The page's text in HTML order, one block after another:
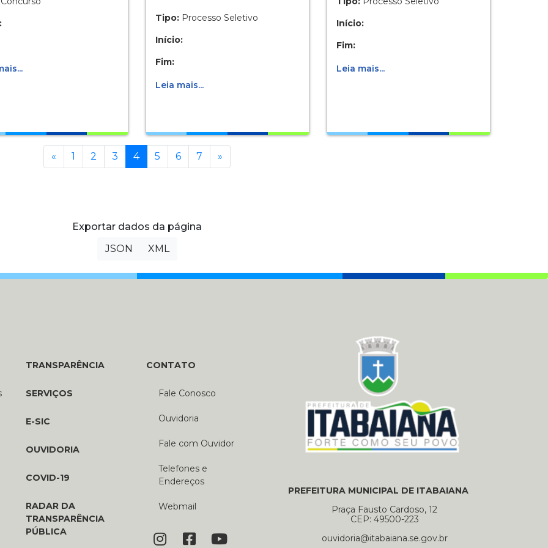
Tipo:Processo Seletivo
Início:
Fim:
Leia mais...
Início:
Fim:
Leia mais...
« Anterior
1 2 3 4(current)
5 6 7 »
Exportar dados da página
JSON
XML
TRANSPARÊNCIA
SERVIÇOS
E-SIC
OUVIDORIA
COVID-19
RADAR DA
TRANSPARÊNCIA
PÚBLICA
CONTATO
Fale Conosco
Ouvidoria
Fale com Ouvidor
Telefones e
Endereços
Webmail
PREFEITURA MUNICIPAL DE ITABAIANA
Praça Fausto Cardoso, 12
CEP: 49500-223
ouvidoria@itabaiana.se.gov.br